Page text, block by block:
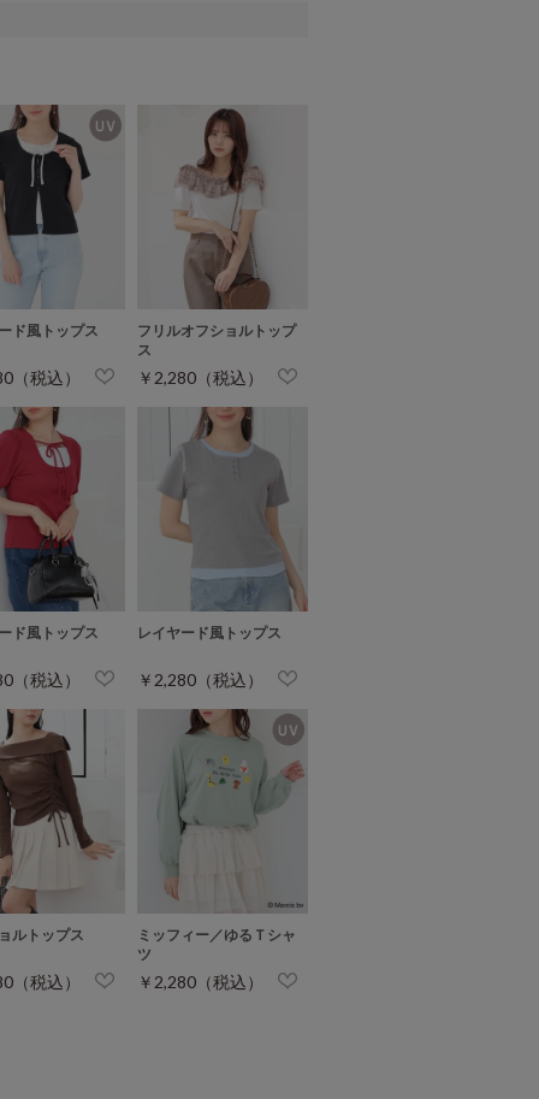
ド風トップス
（税込）
フリルオフショルトップ
ス
￥2,280（税込）
ド風トップス
（税込）
レイヤード風トップス
￥2,280（税込）
ルトップス
（税込）
ミッフィー／ゆるＴシャ
ツ
￥2,280（税込）